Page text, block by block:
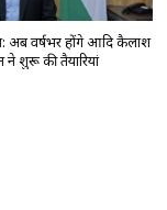
अब वर्षभर होंगे आदि कैलाश
ने शुरू की तैयारियां